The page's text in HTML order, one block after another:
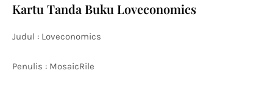
Kartu Tanda Buku Loveconomics
Judul : Loveconomics
Penulis : MosaicRile